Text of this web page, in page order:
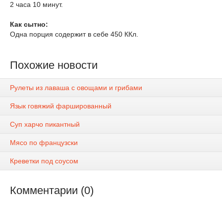
2 часа 10 минут.
Как сытно:
Одна порция содержит в себе 450 ККл.
Похожие новости
Рулеты из лаваша с овощами и грибами
Язык говяжий фаршированный
Суп харчо пикантный
Мясо по французски
Креветки под соусом
Комментарии (0)